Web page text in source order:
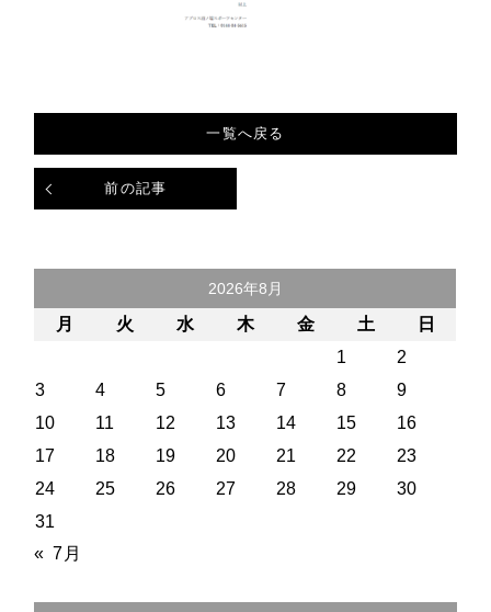
前の記事
一覧へ戻る
2026年8月
月 火 水 木 金 土
日
1
2
3
4 5 6 7 8
9
10
11 12 13 14 15
16
17
18 19 20 21 22
23
24
25 26 27 28 29
30
31
« 7月